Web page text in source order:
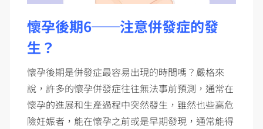
懷孕後期6──注意併發症的發
生？
懷孕後期是併發症最容易出現的時間嗎？嚴格來
說，許多的懷孕併發症往往無法事前預測，通常在
懷孕的進展和生產過程中突然發生，雖然也些高危
險妊娠者，能在懷孕之前或是早期發現，通常能得